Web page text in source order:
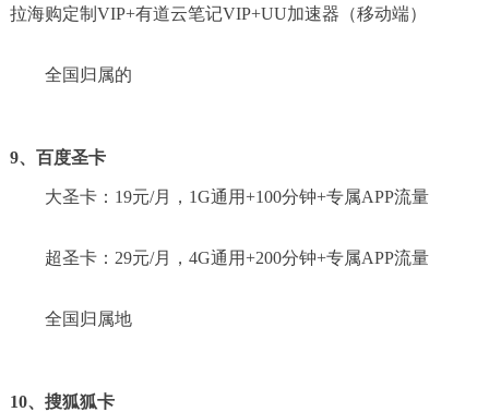
拉海购定制VIP+有道云笔记VIP+UU加速器（移动端）
全国归属的
9、百度圣卡
大圣卡：19元/月，1G通用+100分钟+专属APP流量
超圣卡：29元/月，4G通用+200分钟+专属APP流量
全国归属地
10、搜狐狐卡